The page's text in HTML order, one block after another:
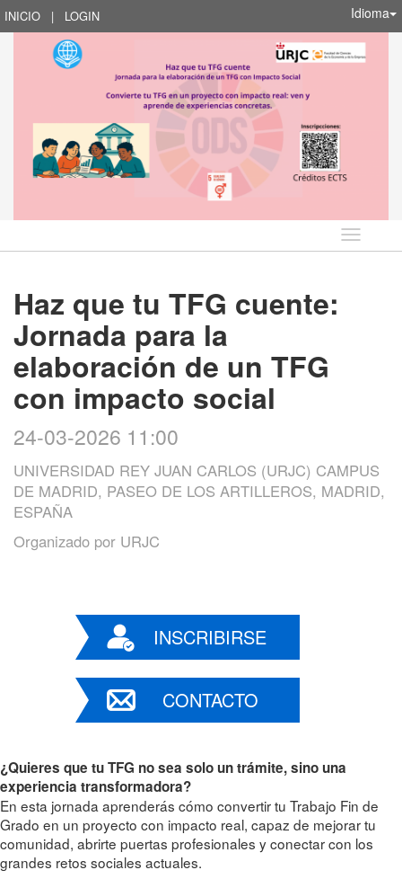
INICIO | LOGIN Idioma
Idioma
Haz que tu TFG cuente:
Jornada para la
elaboración de un TFG
con impacto social
24-03-2026 11:00
UNIVERSIDAD REY JUAN CARLOS (URJC) CAMPUS
DE MADRID, PASEO DE LOS ARTILLEROS, MADRID,
ESPAÑA
Organizado por URJC
INSCRIBIRSE
CONTACTO
¿Quieres que tu TFG no sea solo un trámite, sino una
experiencia transformadora?
En esta jornada aprenderás cómo convertir tu Trabajo Fin de
Grado en un proyecto con impacto real, capaz de mejorar tu
comunidad, abrirte puertas profesionales y conectar con los
grandes retos sociales actuales.